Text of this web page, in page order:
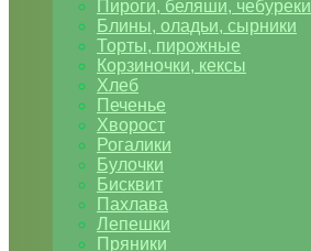
Пироги, беляши, чебуреки
Блины, оладьи, сырники
Торты, пирожные
Корзиночки, кексы
Хлеб
Печенье
Хворост
Рогалики
Булочки
Бисквит
Пахлава
Лепешки
Пряники